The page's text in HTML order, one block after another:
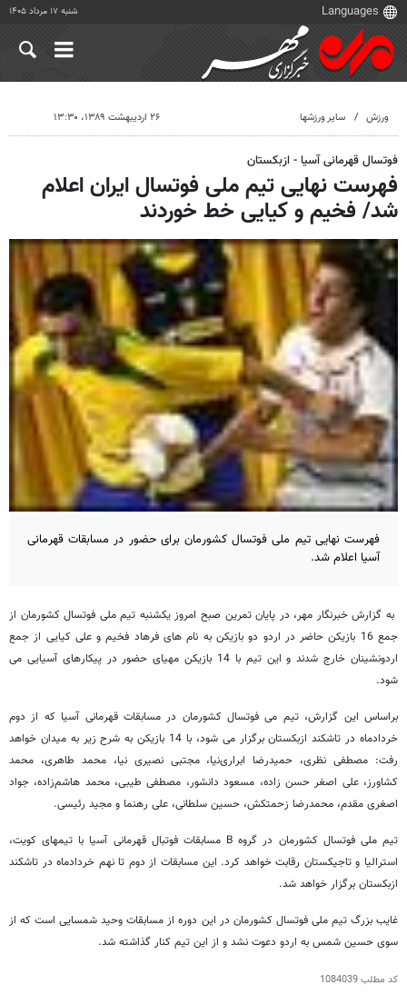
شنبه ۱۷ مرداد ۱۴۰۵
ورزش سایر ورزشها ۲۶ اردیبهشت ۱۳۸۹، ۱۳:۳۰
فوتسال قهرمانی آسیا - ازبکستان
فهرست نهایی تیم ملی فوتسال ایران اعلام
شد/ فخیم و کیایی خط خوردند
فهرست نهایی تیم ملی فوتسال کشورمان برای حضور در مسابقات قهرمانی
آسیا اعلام شد.
به گزارش خبرنگار مهر، در پایان تمرین صبح امروز یکشنبه تیم ملی فوتسال کشورمان از
جمع 16 بازیکن حاضر در اردو دو بازیکن به نام های فرهاد فخیم و علی کیایی از جمع
اردونشینان خارج شدند و این تیم با 14 بازیکن مهیای حضور در پیکارهای آسیایی می
شود.
براساس این گزارش، تیم می فوتسال کشورمان در مسابقات قهرمانی آسیا که از دوم
خردادماه در تاشکند ازبکستان برگزار می شود، با 14 بازیکن به شرح زیر به میدان خواهد
رفت: مصطفی نظری، حمیدرضا ابراری‌نیا، مجتبی نصیری نیا، محمد طاهری، محمد
کشاورز، علی اصغر حسن زاده، مسعود دانشور، مصطفی طیبی، محمد هاشم‌زاده، جواد
اصغری مقدم، محمدرضا زحمتکش، حسین سلطانی، علی رهنما و مجید رئیسی.
تیم ملی فوتسال کشورمان در گروه B مسابقات فوتبال قهرمانی آسیا با تیمهای کویت،
استرالیا و تاجیکستان رقابت خواهد کرد. این مسابقات از دوم تا نهم خردادماه در تاشکند
ازبکستان برگزار خواهد شد.
غایب بزرگ تیم ملی فوتسال کشورمان در این دوره از مسابقات وحید شمسایی است که از
سوی حسین شمس به اردو دعوت نشد و از این تیم کنار گذاشته شد.
کد مطلب1084039